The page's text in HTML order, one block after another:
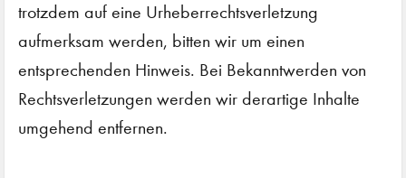
trotzdem auf eine Urheberrechtsverletzung
aufmerksam werden, bitten wir um einen
entsprechenden Hinweis. Bei Bekanntwerden von
Rechtsverletzungen werden wir derartige Inhalte
umgehend entfernen.